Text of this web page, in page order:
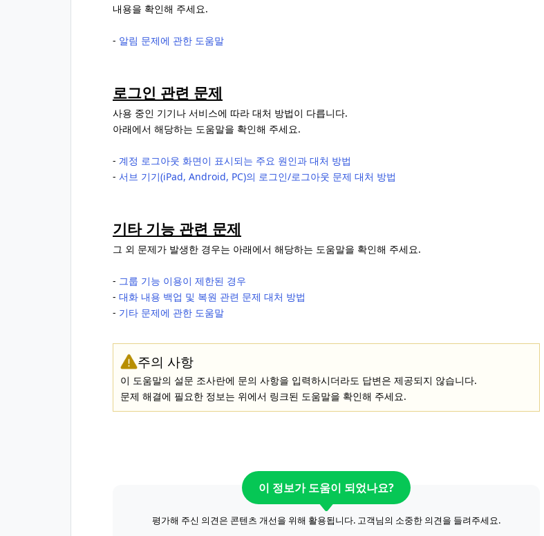
내용을 확인해 주세요.
- 알림 문제에 관한 도움말
로그인 관련 문제
사용 중인 기기나 서비스에 따라 대처 방법이 다릅니다.
아래에서 해당하는 도움말을 확인해 주세요.
- 계정 로그아웃 화면이 표시되는 주요 원인과 대처 방법
- 서브 기기(iPad, Android, PC)의 로그인/로그아웃 문제 대처 방법
기타 기능 관련 문제
그 외 문제가 발생한 경우는 아래에서 해당하는 도움말을 확인해 주세요.
- 그룹 기능 이용이 제한된 경우
- 대화 내용 백업 및 복원 관련 문제 대처 방법
- 기타 문제에 관한 도움말
주의 사항
이 도움말의 설문 조사란에 문의 사항을 입력하시더라도 답변은 제공되지 않습니다.
문제 해결에 필요한 정보는 위에서 링크된 도움말을 확인해 주세요.
이 정보가 도움이 되었나요?
평가해 주신 의견은 콘텐츠 개선을 위해 활용됩니다. 고객님의 소중한 의견을 들려주세요.